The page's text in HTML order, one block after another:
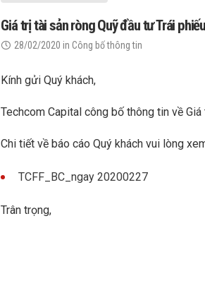
Giá trị tài sản ròng Quỹ đầu tư Trái
28/02/2020 in Công bố thông tin
Kính gửi Quý khách,
Techcom Capital công bố thông tin về
Chi tiết về báo cáo Quý khách vui lòng
TCFF_BC_ngay 20200227
Trân trọng,